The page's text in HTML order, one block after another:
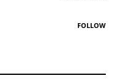
FOLLOW